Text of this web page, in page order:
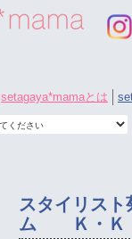
setagaya*mamaとは
スタイリス
ム Ｋ・Ｋ